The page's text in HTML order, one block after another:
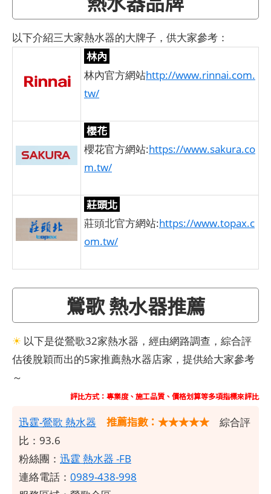
以下介紹三大家熱水器的大牌子，供大家參考：
林內
林內官方網站http://www.rinnai.com.
tw/
櫻花
櫻花官方網站:https://www.sakura.co
m.tw/
莊頭北
莊頭北官方網站:https://www.topax.c
om.tw/
鶯歌 熱水器推薦
☀ 以下是從鶯歌32家熱水器，經由網路調查，綜合評
估後脫穎而出的5家推薦熱水器店家，提供給大家參考
～
評比方式：專業度、施工品質、價格划算等多項指標來評比
迅霆-鶯歌 熱水器 推薦指數：★★★★★ 綜合評
比：93.6
粉絲團： 迅霆 熱水器 -FB
連絡電話： 0989-438-998